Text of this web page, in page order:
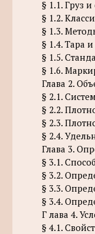
§ 1.1. Груз и
§ 1.2.
§ 1.3.
§ 1.4. Тара
§ 1.5.
§ 1.6.
Глава 2.
§ 2.1.
§ 2.2.
§ 2.3.
§ 2.4.
Глава 3.
§ 3.1.
§ 3.2.
§ 3.3.
§ 3.4.
Г лава 4.
§ 4.1.